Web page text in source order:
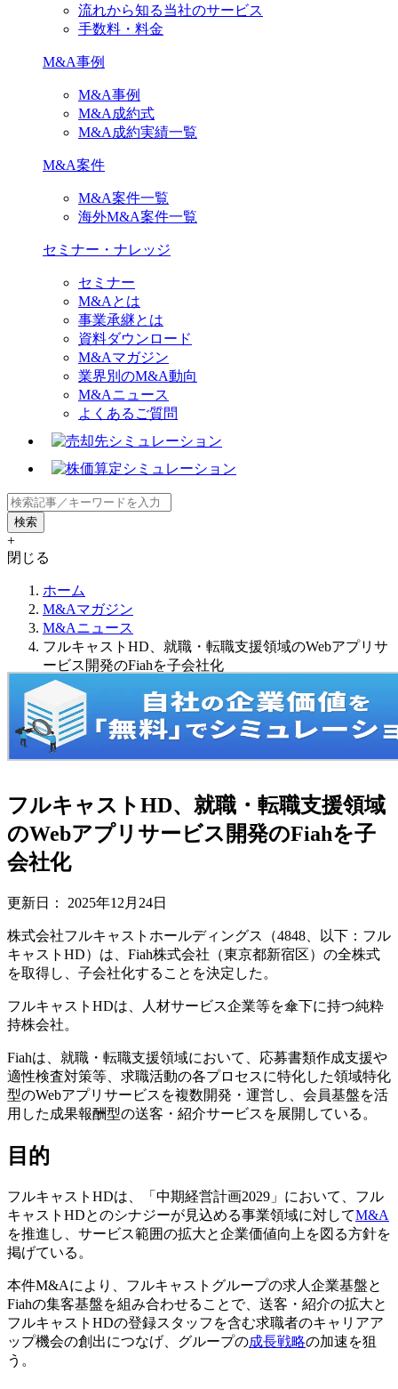
流れから知る当社のサービス
手数料・料金
M&A事例
M&A事例
M&A成約式
M&A成約実績一覧
M&A案件
M&A案件一覧
海外M&A案件一覧
セミナー・ナレッジ
セミナー
M&Aとは
事業承継とは
資料ダウンロード
M&Aマガジン
業界別のM&A動向
M&Aニュース
よくあるご質問
+
閉じる
ホーム
M&Aマガジン
M&Aニュース
フルキャストHD、就職・転職支援領域のWebアプリサ
ービス開発のFiahを子会社化
フルキャストHD、就職・転職支援領域
のWebアプリサービス開発のFiahを子
会社化
更新日： 2025年12月24日
株式会社フルキャストホールディングス（4848、以下：フル
キャストHD）は、Fiah株式会社（東京都新宿区）の全株式
を取得し、子会社化することを決定した。
フルキャストHDは、人材サービス企業等を傘下に持つ純粋
持株会社。
Fiahは、就職・転職支援領域において、応募書類作成支援や
適性検査対策等、求職活動の各プロセスに特化した領域特化
型のWebアプリサービスを複数開発・運営し、会員基盤を活
用した成果報酬型の送客・紹介サービスを展開している。
目的
フルキャストHDは、「中期経営計画2029」において、フル
キャストHDとのシナジーが見込める事業領域に対してM&A
を推進し、サービス範囲の拡大と企業価値向上を図る方針を
掲げている。
本件M&Aにより、フルキャストグループの求人企業基盤と
Fiahの集客基盤を組み合わせることで、送客・紹介の拡大と
フルキャストHDの登録スタッフを含む求職者のキャリアア
ップ機会の創出につなげ、グループの成長戦略の加速を狙
う。